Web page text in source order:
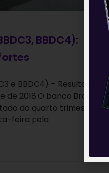
BBDC4):
e BBDC4) – Resultado do
2018 O banco Bradesco
do quarto trimestre de
feira pela